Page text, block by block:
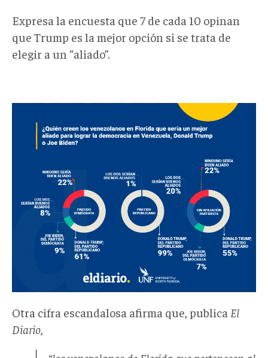
Expresa la encuesta que 7 de cada 10 opinan
que Trump es la mejor opción si se trata de
elegir a un “aliado”.
Otra cifra escandalosa afirma que, publica El
Diario